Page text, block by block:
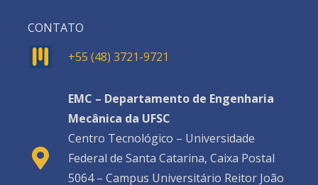
CONTATO
+55 (48) 3721-9721
EMC – Departamento de Engenharia
Mecânica da UFSC
Centro Tecnológico – Universidade
Federal de Santa Catarina, Caixa Postal
5064 – Campus Universitário Reitor João